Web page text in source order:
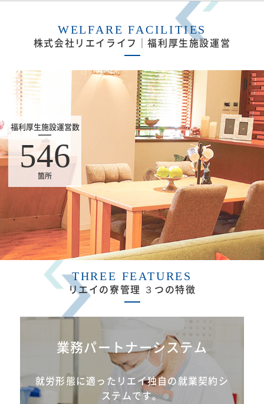
WELFARE FACILITIES
株式会社リエイライフ｜福利厚生施設運営
福利厚生施設運営数
546
箇所
THREE FEATURES
リエイの寮管理 ３つの特徴
業務パートナーシステム
就労形態に適ったリエイ独自の就業契約シ
ステムです。